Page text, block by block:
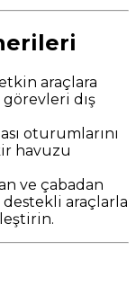
araçlara
dış
oturumlarını
havuzu
ve çabadan
araçlarla